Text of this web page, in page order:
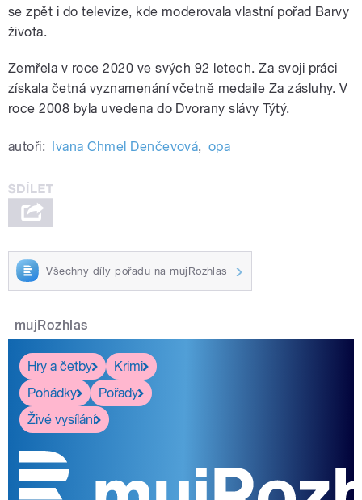
se zpět i do televize, kde moderovala vlastní pořad Barvy
života.
Zemřela v roce 2020 ve svých 92 letech.Za svoji práci
získala četná vyznamenání včetně medaile Za zásluhy. V
roce 2008 byla uvedena do Dvorany slávy Týtý.
autoři: Ivana Chmel Denčevová, opa
Všechny díly pořadu na mujRozhlas
mujRozhlas
Hry a četby
Krimi
Pohádky
Pořady
Živé vysílání